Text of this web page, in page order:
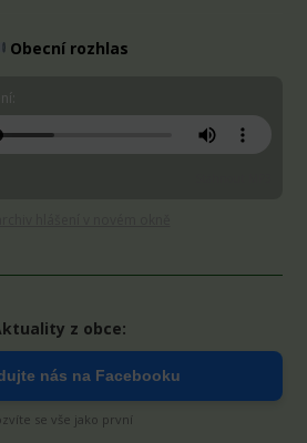
Obecní rozhlas
z obce:
nás na Facebooku
se vše jako první